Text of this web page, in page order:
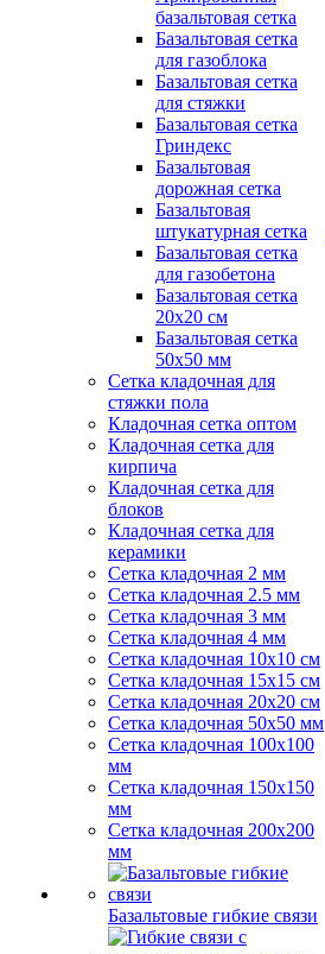
базальтовая сетка
Базальтовая сетка
для газоблока
Базальтовая сетка
для стяжки
Базальтовая сетка
Гриндекс
Базальтовая
дорожная сетка
Базальтовая
штукатурная сетка
Базальтовая сетка
для газобетона
Базальтовая сетка
20x20 см
Базальтовая сетка
50x50 мм
Сетка кладочная для
стяжки пола
Кладочная сетка оптом
Кладочная сетка для
кирпича
Кладочная сетка для
блоков
Кладочная сетка для
керамики
Сетка кладочная 2 мм
Сетка кладочная 2.5 мм
Сетка кладочная 3 мм
Сетка кладочная 4 мм
Сетка кладочная 10x10 см
Сетка кладочная 15x15 см
Сетка кладочная 20x20 см
Сетка кладочная 50x50 мм
Сетка кладочная 100x100
мм
Сетка кладочная 150x150
мм
Сетка кладочная 200x200
мм
Базальтовые гибкие связи